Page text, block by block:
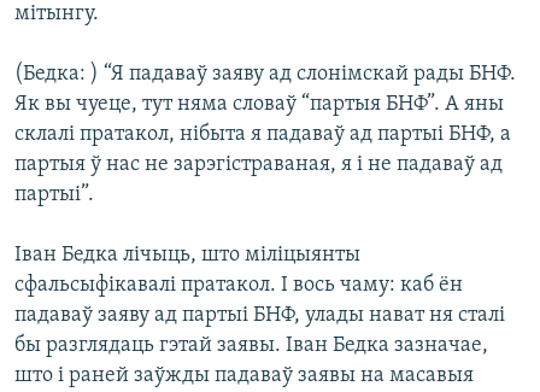
мітынгу.
(Бедка: ) “Я падаваў заяву ад слонімскай рады БНФ.
Як вы чуеце, тут няма словаў “партыя БНФ”. А яны
склалі пратакол, нібыта я падаваў ад партыі БНФ, а
партыя ў нас не зарэгістраваная, я і не падаваў ад
партыі”.
Іван Бедка лічыць, што міліцыянты
сфальсыфікавалі пратакол. І вось чаму: каб ён
падаваў заяву ад партыі БНФ, улады нават ня сталі
бы разглядаць гэтай заявы. Іван Бедка зазначае,
што і раней заўжды падаваў заявы на масавыя